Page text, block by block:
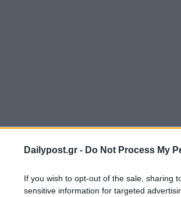
Dailypost.gr - Do Not Process My
If you wish to opt-out of the sale, sharing
sensitive information for targeted
WhatsApp